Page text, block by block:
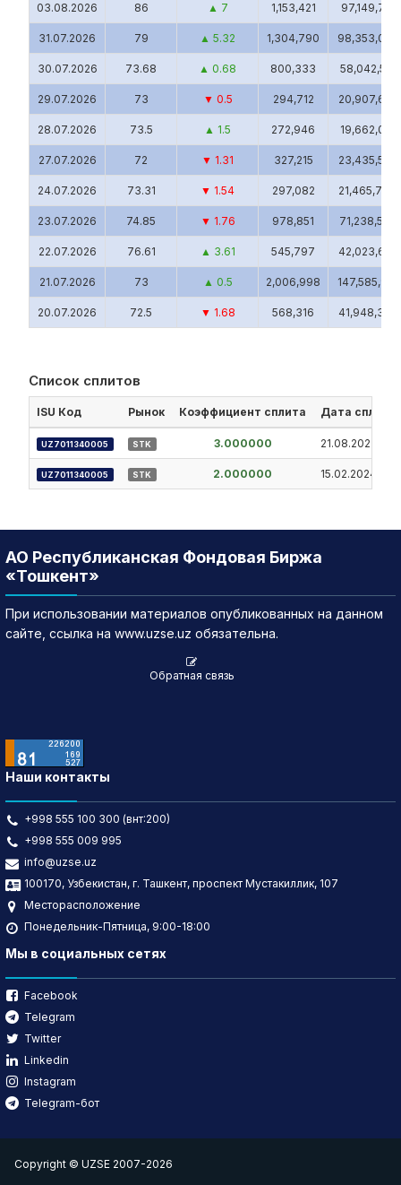
03.08.2026 86 ▲ 7 1,153,421
31.07.2026 79 ▲ 5.32 1,304,790
30.07.2026 73.68 ▲ 0.68 800,333
29.07.2026 73 ▼ 0.5 294,712
28.07.2026 73.5 ▲ 1.5 272,946
27.07.2026 72 ▼ 1.31 327,215
24.07.2026 73.31 ▼ 1.54 297,082
23.07.2026 74.85 ▼ 1.76 978,851
22.07.2026 76.61 ▲ 3.61 545,797
21.07.2026 73 ▲ 0.5 2,006,998
20.07.2026 72.5 ▼ 1.68 568,316
14.07.2026 70.06
13.07.2026 67.5
Список сплитов
ISU Код Рынок Коэффициент сплита Дата сплита
UZ7011340005 STK 3.000000 21.08.2023
UZ7011340005 STK 2.000000 15.02.2024
АО Республиканская Фондовая Биржа
«Тошкент»
При использовании материалов опубликованных на данном
сайте, ссылка на www.uzse.uz обязательна.
Обратная связь
Наши контакты
+998 555 100 300 (внт:200)
+998 555 009 995
info@uzse.uz
100170, Узбекистан, г. Ташкент, проспект Мустакиллик, 107
Месторасположение
Понедельник-Пятница, 9:00-18:00
Мы в социальных сетях
Facebook
Telegram
Twitter
Linkedin
Instagram
Telegram-бот
Copyright © UZSE 2007-2026